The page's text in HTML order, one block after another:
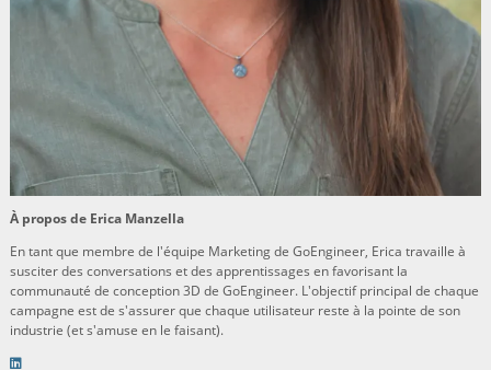
À propos de Erica Manzella
En tant que membre de l'équipe Marketing de GoEngineer, Erica travaille à
susciter des conversations et des apprentissages en favorisant la
communauté de conception 3D de GoEngineer. L'objectif principal de chaque
campagne est de s'assurer que chaque utilisateur reste à la pointe de son
industrie (et s'amuse en le faisant).